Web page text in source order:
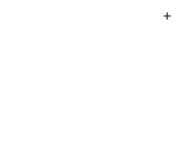
+